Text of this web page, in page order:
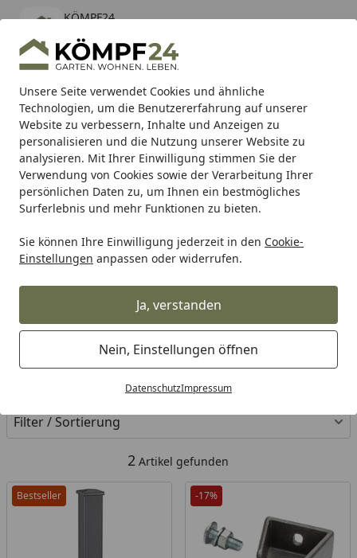
Unsere Seite verwendet Cookies und ähnliche
Technologien, um die Benutzererfahrung auf unserer
Website zu verbessern, Inhalte und Anzeigen zu
personalisieren und die Nutzung unserer Website zu
analysieren. Mit Ihrer Einwilligung stimmen Sie der
Verwendung von Cookies sowie der Verarbeitung Ihrer
persönlichen Daten zu, um Ihnen ein bestmögliches
Surferlebnis und mehr Funktionen zu bieten.
Sie können Ihre Einwilligung jederzeit in den Cookie-
Einstellungen anpassen oder widerrufen.
Ja, verstanden
Nein, Einstellungen öffnen
DatenschutzImpressum
KÖMPF24
kostenlos - Im App Store
Hotline
Alle Produkte
Mein Konto
Suchen
Karibu Pools inkl. gratis Sandfilteranlage & Pool-
Starterset (Gesamtwert bis 468,99€)
Startseite
Zauntechnik Schmuckzäune DAVOS Zubehör für
Zubehör für Deutsche Zauntechnik
DAVOS
Ihre Artikelübersicht
Filter / Sortierung
2 Artikel gefunden
Bestseller -17%